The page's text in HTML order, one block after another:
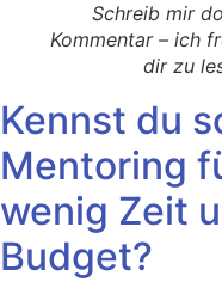
Schreib mir
Kommentar – ich
dir zu
Kennst du
Mentoring
wenig Zeit
Budget?